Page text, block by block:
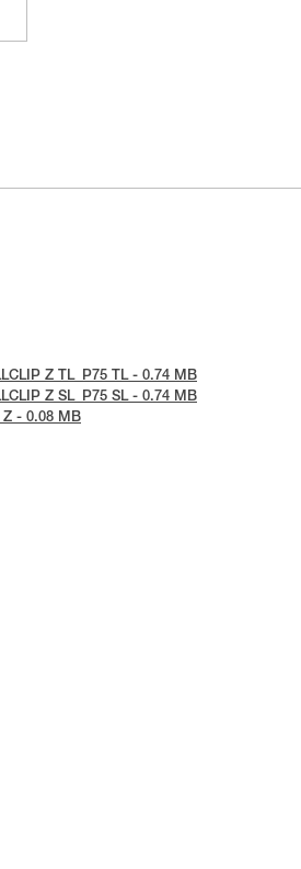
Z TL_P75 TL - 0.74 MB
Z SL_P75 SL - 0.74 MB
Z - 0.08 MB